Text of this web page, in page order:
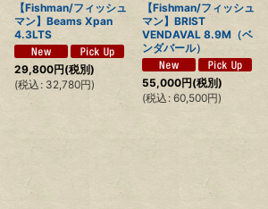
【Fishman/フィッシュ
マン】Beams Xpan
4.3LTS
29,800円(税別)
(税込 : 32,780円)
【Fishman/フィッシュ
マン】BRIST
VENDAVAL 8.9M（ベ
ンダバール）
55,000円(税別)
(税込 : 60,500円)